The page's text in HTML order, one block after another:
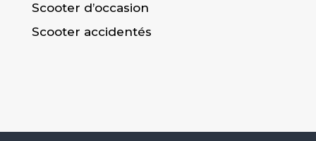
Scooter d’occasion
Scooter accidentés